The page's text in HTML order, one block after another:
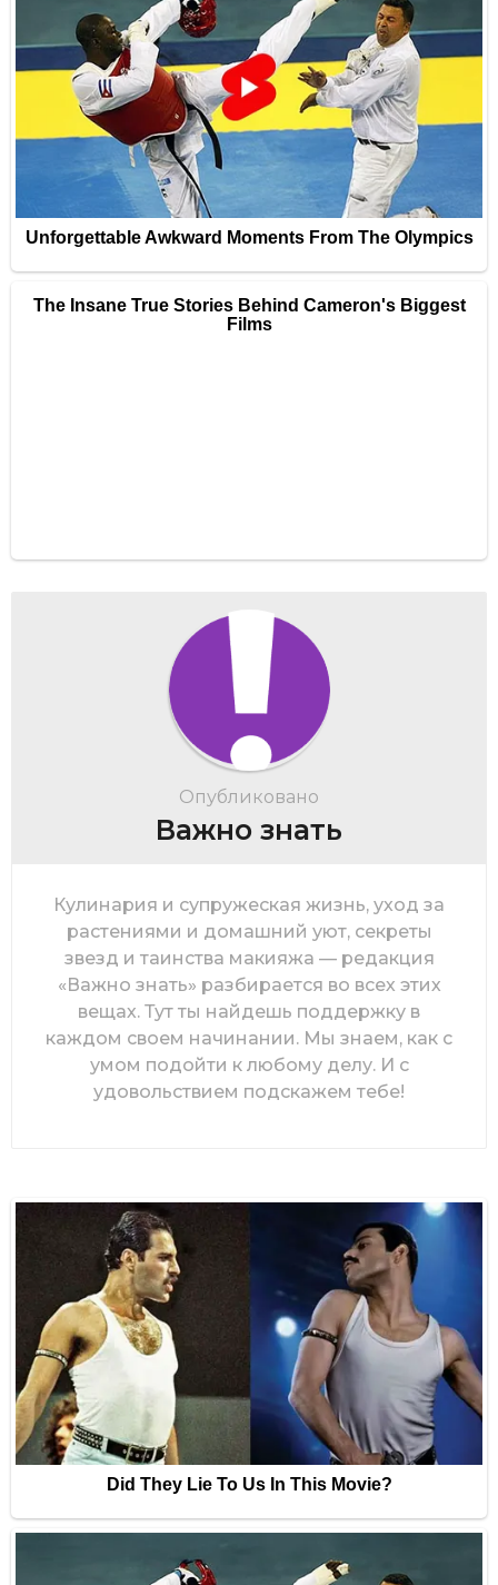
Опубликовано
Важно знать
Кулинария и супружеская жизнь, уход за
растениями и домашний уют, секреты
звезд и таинства макияжа — редакция
«Важно знать» разбирается во всех этих
вещах. Тут ты найдешь поддержку в
каждом своем начинании. Мы знаем, как с
умом подойти к любому делу. И с
удовольствием подскажем тебе!